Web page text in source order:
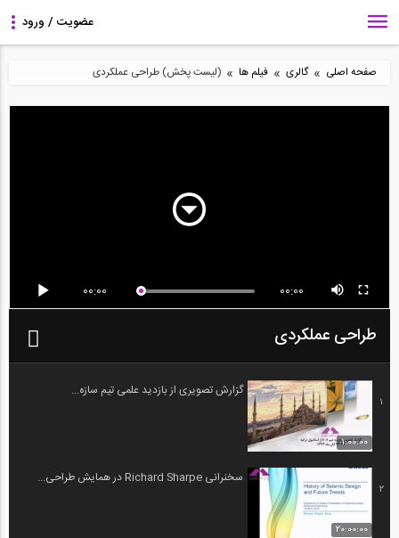
صفحه اصلی » گالری » فیلم ها » (لیست پخش) طراحی عملکردی
00:00 00:00
طراحی عملکردی
1
1:00:00
گزارش تصویری از بازدید علمی تیم سازه...
2
20:00:00
سخنرانی Richard Sharpe در همایش طراحی...